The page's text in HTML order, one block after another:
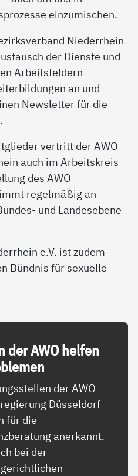
einzumischen.
Niederrhein
der Dienste und
Arbeitsfeldern
an und
Newsletter für die
vertritt der AWO
auch im Arbeitskreis
des AWO
regelmäßig an
und Landesebene
e.V. ist zudem
Bündnis für sexuelle
der AWO hel­fen
der AWO
Düsseldorf
für die
anerkannt.
bei der